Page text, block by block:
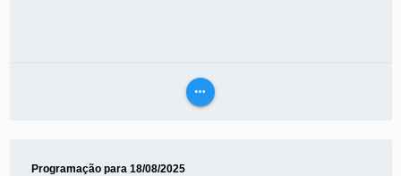
more_horiz
Programação para 18/08/2025